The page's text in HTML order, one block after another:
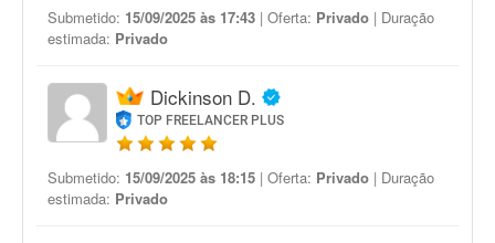
Submetido: 15/09/2025 às 17:43 | Oferta: Privado | Duração
estimada: Privado
Dickinson D.
TOP FREELANCER PLUS
Submetido: 15/09/2025 às 18:15 | Oferta: Privado | Duração
estimada: Privado